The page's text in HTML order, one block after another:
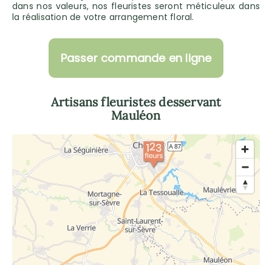
dans nos valeurs, nos fleuristes seront méticuleux dans
la réalisation de votre arrangement floral.
Passer commande en ligne
Artisans fleuristes desservant
Mauléon